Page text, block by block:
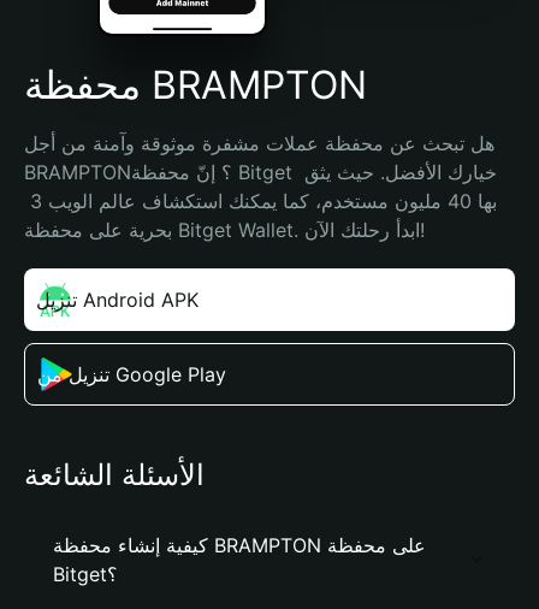
Español (Argentina)
محفظة BRAMPTON
هل تبحث عن محفظة عملات مشفرة موثوقة وآمنة من أجل
BRAMPTON؟ إنّ محفظة Bitget خيارك الأفضل. حيث يثق
بحرية على محفظة Bitget Wallet. ابدأ رحلتك الآن!
تنزيل Android APK
تنزيل من Google Play
الأسئلة الشائعة
كيفية إنشاء محفظة BRAMPTON على محفظة
Bitget؟